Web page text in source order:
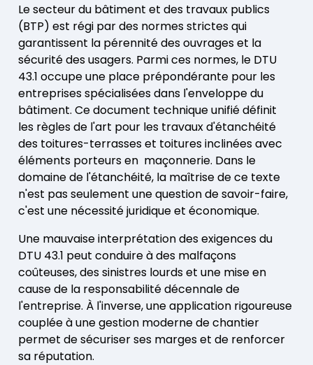
Le secteur du bâtiment et des travaux publics
(BTP) est régi par des normes strictes qui
garantissent la pérennité des ouvrages et la
sécurité des usagers. Parmi ces normes, le DTU
43.1 occupe une place prépondérante pour les
entreprises spécialisées dans l'enveloppe du
bâtiment. Ce document technique unifié définit
les règles de l'art pour les travaux d'étanchéité
des toitures-terrasses et toitures inclinées avec
éléments porteurs en maçonnerie. Dans le
domaine de l'étanchéité, la maîtrise de ce texte
n'est pas seulement une question de savoir-faire,
c'est une nécessité juridique et économique.
Une mauvaise interprétation des exigences du
DTU 43.1 peut conduire à des malfaçons
coûteuses, des sinistres lourds et une mise en
cause de la responsabilité décennale de
l'entreprise. À l'inverse, une application rigoureuse
couplée à une gestion moderne de chantier
permet de sécuriser ses marges et de renforcer
sa réputation.